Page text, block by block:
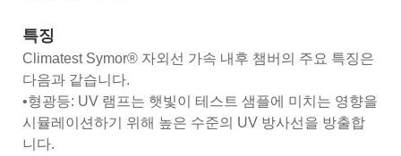
특징
Climatest Symor® 자외선 가속 내후 챔버의 주요 특징은
다음과 같습니다.
•형광등: UV 램프는 햇빛이 테스트 샘플에 미치는 영향을
시뮬레이션하기 위해 높은 수준의 UV 방사선을 방출합
니다.